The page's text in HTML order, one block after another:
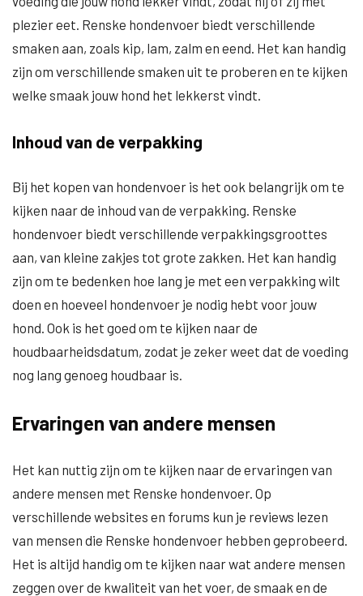
plezier eet. Renske hondenvoer biedt verschillende
smaken aan, zoals kip, lam, zalm en eend. Het kan handig
zijn om verschillende smaken uit te proberen en te kijken
welke smaak jouw hond het lekkerst vindt.
Inhoud van de verpakking
Bij het kopen van hondenvoer is het ook belangrijk om te
kijken naar de inhoud van de verpakking. Renske
hondenvoer biedt verschillende verpakkingsgroottes
aan, van kleine zakjes tot grote zakken. Het kan handig
zijn om te bedenken hoe lang je met een verpakking wilt
doen en hoeveel hondenvoer je nodig hebt voor jouw
hond. Ook is het goed om te kijken naar de
houdbaarheidsdatum, zodat je zeker weet dat de voeding
nog lang genoeg houdbaar is.
Ervaringen van andere mensen
Het kan nuttig zijn om te kijken naar de ervaringen van
andere mensen met Renske hondenvoer. Op
verschillende websites en forums kun je reviews lezen
van mensen die Renske hondenvoer hebben geprobeerd.
Het is altijd handig om te kijken naar wat andere mensen
zeggen over de kwaliteit van het voer, de smaak en de